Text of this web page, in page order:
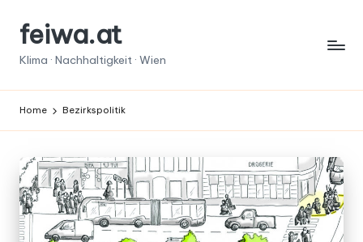
Skipfeiwa.at
Klima · Nachhaltigkeit · Wien
Home Bezirkspolitik